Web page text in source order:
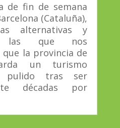
de fin de semana
(Cataluña),
alternativas y
las que nos
la provincia de
un turismo
pulido tras ser
décadas por